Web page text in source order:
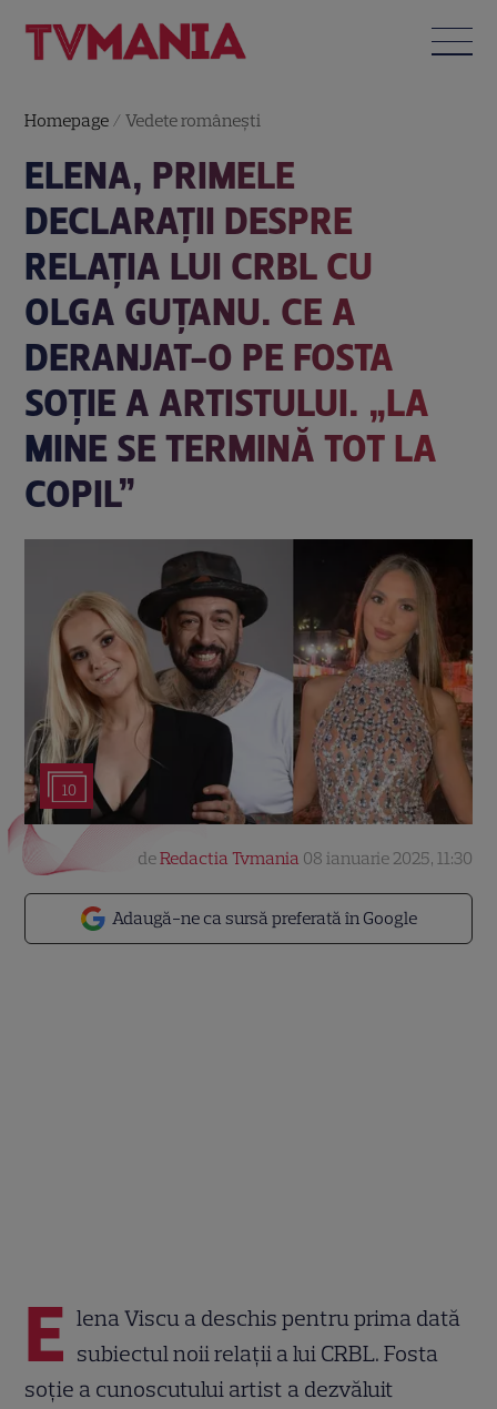
Homepage /Vedete româneşti
ELENA, PRIMELE
DECLARAȚII DESPRE
RELAȚIA LUI CRBL CU
OLGA GUȚANU. CE A
DERANJAT-O PE FOSTA
SOȚIE A ARTISTULUI. „LA
MINE SE TERMINĂ TOT LA
COPIL”
10
Adaugă-ne ca sursă preferată în Google
deRedactia Tvmania 08 ianuarie 2025, 11:30
E lena Viscu a deschis pentru prima dată
subiectul noii relații a lui CRBL. Fosta
soție a cunoscutului artist a dezvăluit